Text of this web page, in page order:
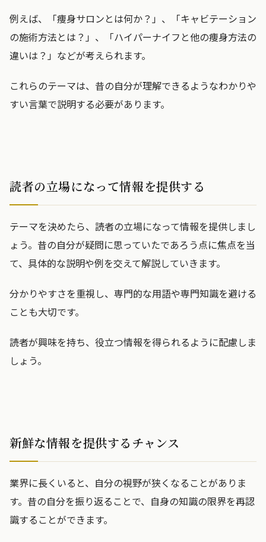
例えば、「痩身サロンとは何か？」、「キャビテーション
の施術方法とは？」、「ハイパーナイフと他の痩身方法の
違いは？」などが考えられます。
これらのテーマは、昔の自分が理解できるようなわかりや
すい言葉で説明する必要があります。
読者の立場になって情報を提供する
テーマを決めたら、読者の立場になって情報を提供しまし
ょう。昔の自分が疑問に思っていたであろう点に焦点を当
て、具体的な説明や例を交えて解説していきます。
分かりやすさを重視し、専門的な用語や専門知識を避ける
ことも大切です。
読者が興味を持ち、役立つ情報を得られるように配慮しま
しょう。
新鮮な情報を提供するチャンス
業界に長くいると、自分の視野が狭くなることがありま
す。昔の自分を振り返ることで、自身の知識の限界を再認
識することができます。